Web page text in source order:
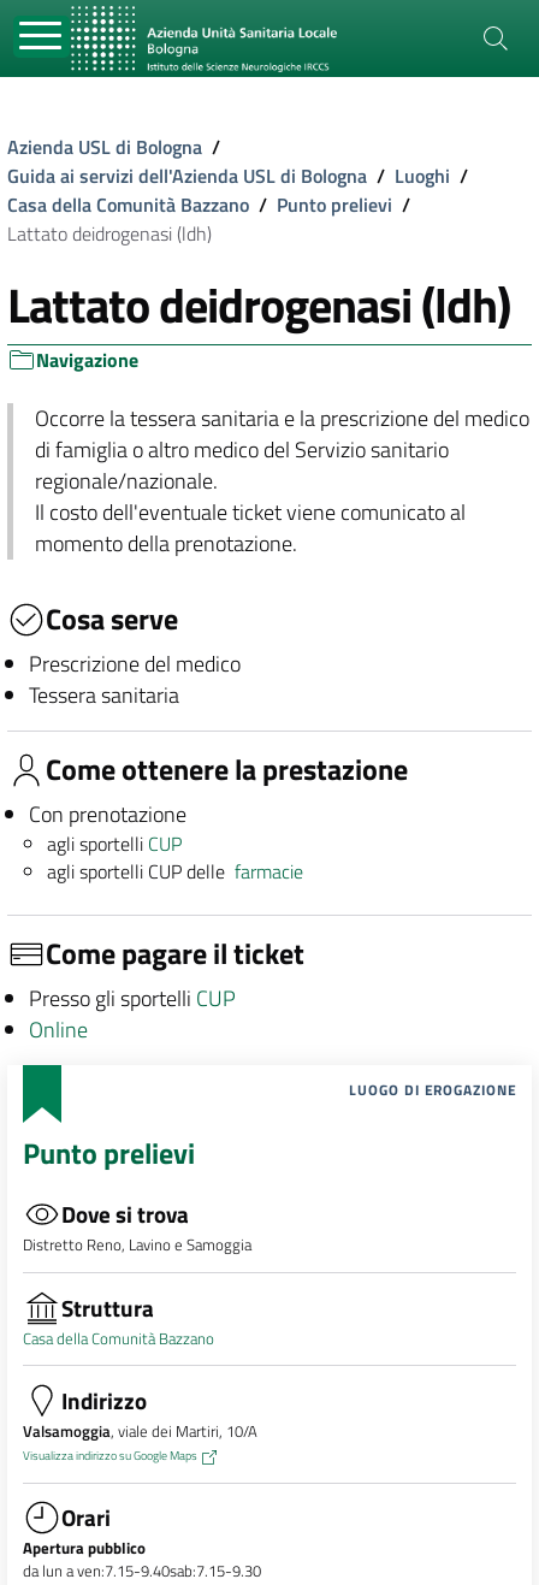
Azienda USL di Bologna /
Guida ai servizi dell'Azienda USL di Bologna / Luoghi /
Casa della Comunità Bazzano / Punto prelievi /
Lattato deidrogenasi (ldh)
Lattato deidrogenasi (ldh)
Navigazione
Occorre la tessera sanitaria e la prescrizione del medico
di famiglia o altro medico del Servizio sanitario
regionale/nazionale.
Il costo dell'eventuale ticket viene comunicato al
momento della prenotazione.
Cosa serve
Prescrizione del medico
Tessera sanitaria
Come ottenere la prestazione
Con prenotazione
agli sportelli CUP
agli sportelli CUP dellefarmacie
Come pagare il ticket
Presso gli sportelli CUP
Online
LUOGO DI EROGAZIONE
Punto prelievi
Dove si trova
Distretto Reno, Lavino e Samoggia
Struttura
Casa della Comunità Bazzano
Indirizzo
Valsamoggia, viale dei Martiri, 10/A
Visualizza indirizzo su Google Maps
Orari
Apertura pubblico
da lun a ven:7.15-9.40sab:7.15-9.30